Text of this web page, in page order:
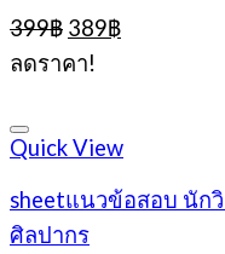
399฿ Original
price
was:
389฿Current
ลดราคา!
Quick View
sheetแนวข้อสอบ นัก
ศิลปากร